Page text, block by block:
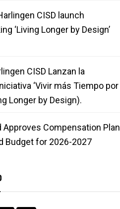
CISD launch
‘Living Longer by Design’
CISD Lanzan la
‘Vivir más Tiempo por
Longer by Design).
Approves Compensation Plan
Budget for 2026-2027